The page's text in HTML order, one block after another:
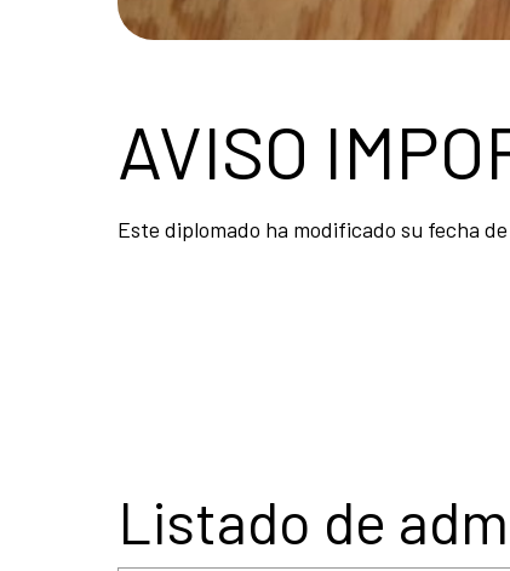
AVISO
Este diplomado ha modificado su fecha de
Listado de